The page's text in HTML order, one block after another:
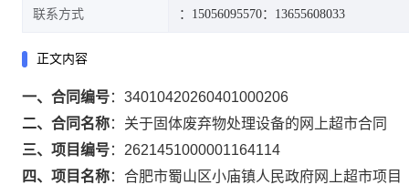
联系方式 ：15056095570：13655608033
正文内容
一、合同编号： 34010420260401000206
二、合同名称： 关于固体废弃物处理设备的网上超市合同
三、项目编号： 2621451000001164114
四、项目名称： 合肥市蜀山区小庙镇人民政府网上超市项目